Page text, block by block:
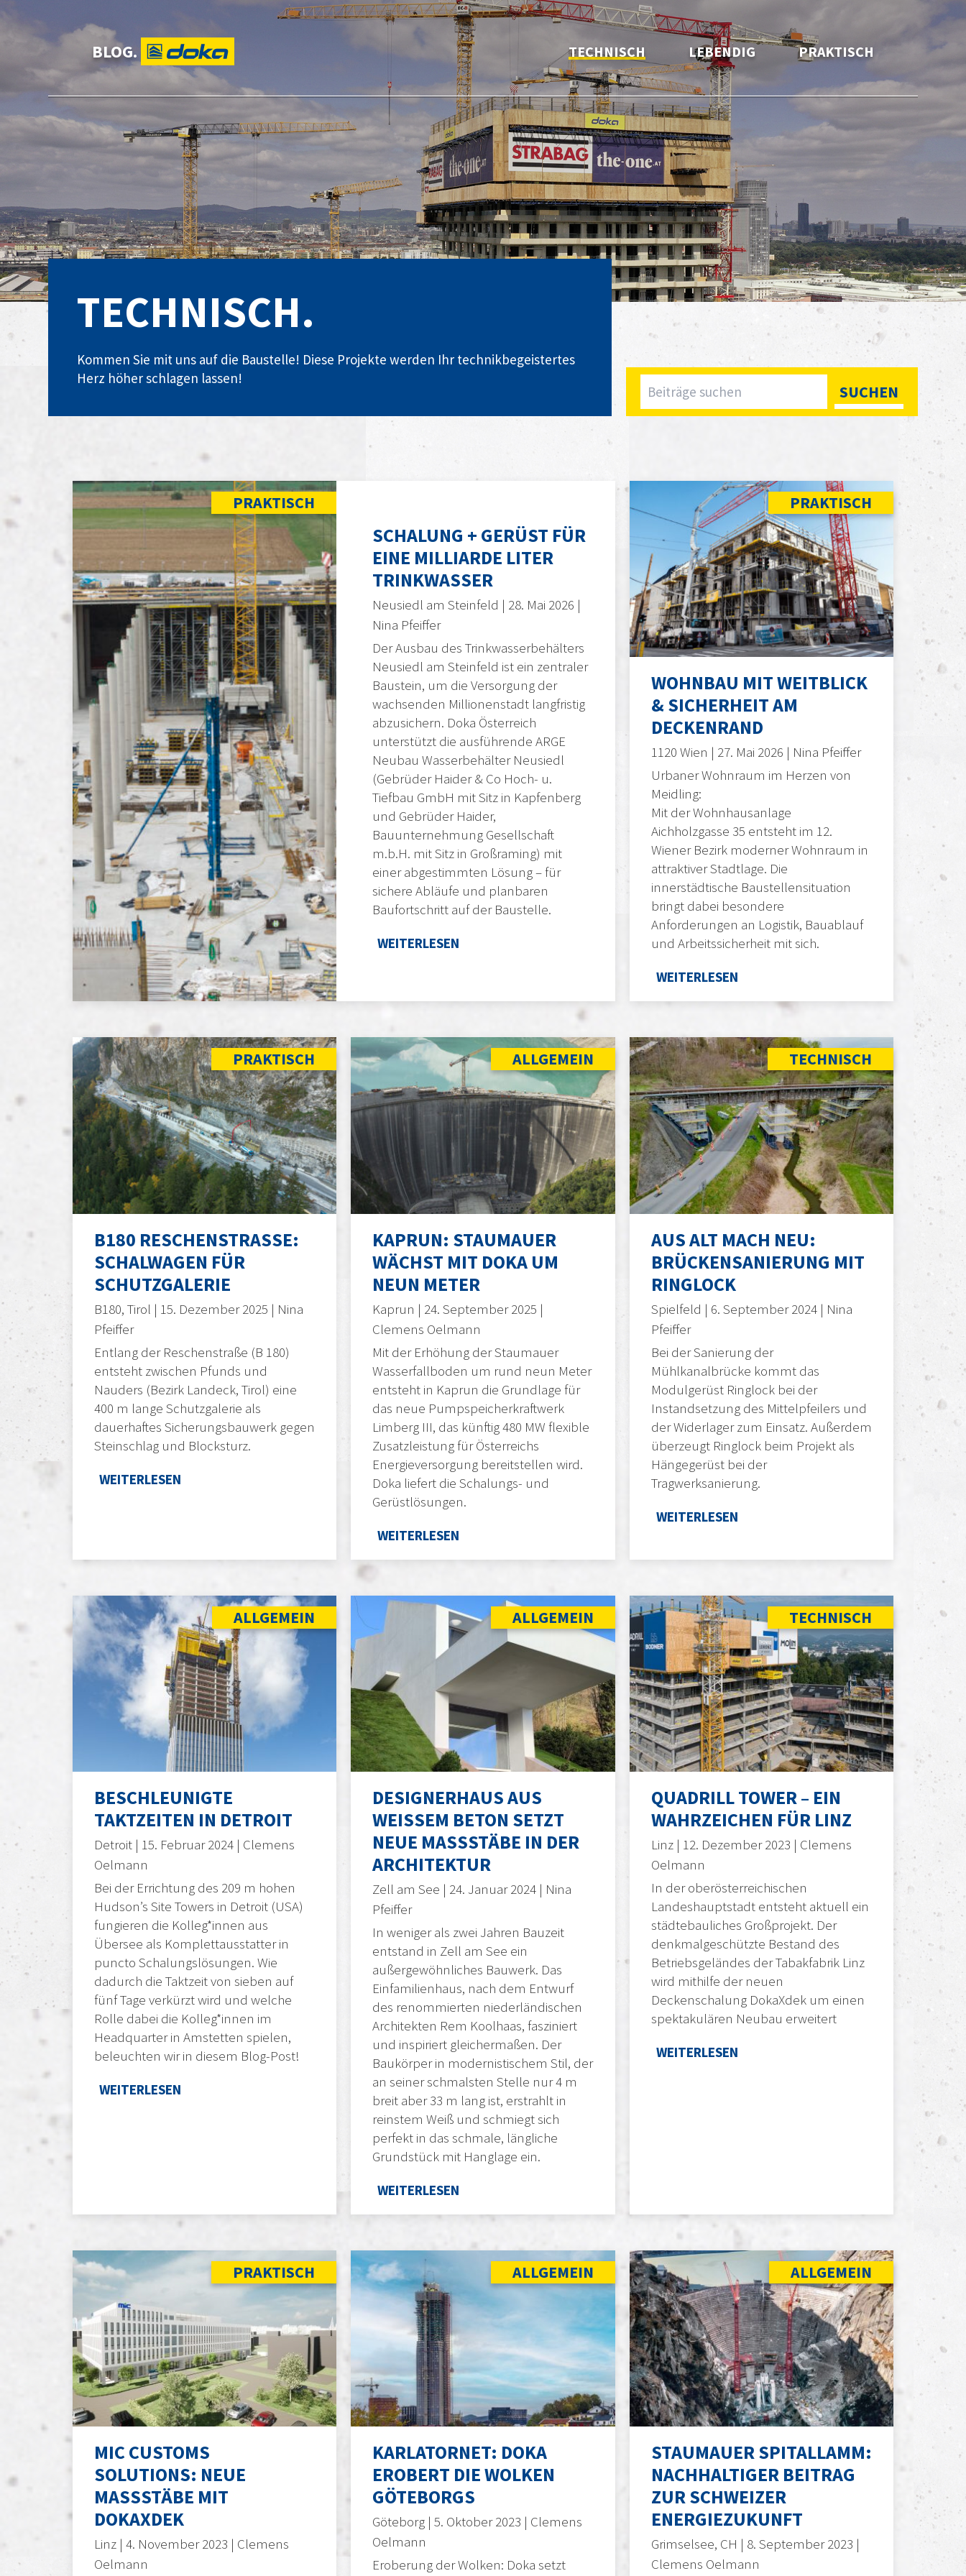
BLOG. TECHNISCH LEBENDIG PRAKTISCH
TECHNISCH.
Kommen Sie mit uns auf die Baustelle! Diese Projekte werden Ihr technikbegeistertes
Herz höher schlagen lassen!
Search: SUCHEN
PRAKTISCH
SCHALUNG + GERÜST FÜR
EINE MILLIARDE LITER
TRINKWASSER
Neusiedl am Steinfeld | 28. Mai 2026 |
Nina Pfeiffer
Der Ausbau des Trinkwasserbehälters
Neusiedl am Steinfeld ist ein zentraler
Baustein, um die Versorgung der
wachsenden Millionenstadt langfristig
abzusichern. Doka Österreich
unterstützt die ausführende ARGE
Neubau Wasserbehälter Neusiedl
(Gebrüder Haider & Co Hoch- u.
Tiefbau GmbH mit Sitz in Kapfenberg
und Gebrüder Haider,
Bauunternehmung Gesellschaft
m.b.H. mit Sitz in Großraming) mit
einer abgestimmten Lösung – für
sichere Abläufe und planbaren
Baufortschritt auf der Baustelle.
WEITERLESEN
PRAKTISCH
WOHNBAU MIT WEITBLICK
& SICHERHEIT AM
DECKENRAND
1120 Wien | 27. Mai 2026 | Nina Pfeiffer
Urbaner Wohnraum im Herzen von
Meidling:
Mit der Wohnhausanlage
Aichholzgasse 35 entsteht im 12.
Wiener Bezirk moderner Wohnraum in
attraktiver Stadtlage. Die
innerstädtische Baustellensituation
bringt dabei besondere
Anforderungen an Logistik, Bauablauf
und Arbeitssicherheit mit sich.
WEITERLESEN
PRAKTISCH
B180 RESCHENSTRASSE: S
CHALWAGEN FÜR S
CHUTZGALERIE
B180, Tirol | 15. Dezember 2025 | Nina
Pfeiffer
Entlang der Reschenstraße (B 180)
entsteht zwischen Pfunds und
Nauders (Bezirk Landeck, Tirol) eine
400 m lange Schutzgalerie als
dauerhaftes Sicherungsbauwerk gegen
Steinschlag und Blocksturz.
WEITERLESEN
ALLGEMEIN
KAPRUN: STAUMAUER
WÄCHST MIT DOKA UM
NEUN METER
Kaprun | 24. September 2025 |
Clemens Oelmann
Mit der Erhöhung der Staumauer
Wasserfallboden um rund neun Meter
entsteht in Kaprun die Grundlage für
das neue Pumpspeicherkraftwerk
Limberg III, das künftig 480 MW flexible
Zusatzleistung für Österreichs
Energieversorgung bereitstellen wird.
Doka liefert die Schalungs- und
Gerüstlösungen.
WEITERLESEN
TECHNISCH
AUS ALT MACH NEU:
BRÜCKENSANIERUNG MIT
RINGLOCK
Spielfeld | 6. September 2024 | Nina
Pfeiffer
Bei der Sanierung der
Mühlkanalbrücke kommt das
Modulgerüst Ringlock bei der
Instandsetzung des Mittelpfeilers und
der Widerlager zum Einsatz. Außerdem
überzeugt Ringlock beim Projekt als
Hängegerüst bei der
Tragwerksanierung.
WEITERLESEN
ALLGEMEIN
BESCHLEUNIGTE
TAKTZEITEN IN DETROIT
Detroit | 15. Februar 2024 | Clemens
Oelmann
Bei der Errichtung des 209 m hohen
Hudson’s Site Towers in Detroit (USA)
fungieren die Kolleg*innen aus
Übersee als Komplettausstatter in
puncto Schalungslösungen. Wie
dadurch die Taktzeit von sieben auf
fünf Tage verkürzt wird und welche
Rolle dabei die Kolleg*innen im
Headquarter in Amstetten spielen,
beleuchten wir in diesem Blog-Post!
WEITERLESEN
ALLGEMEIN
DESIGNERHAUS AUS
WEISSEM BETON SETZT N
EUE MASSSTÄBE IN DER AR
CHITEKTUR
Zell am See | 24. Januar 2024 | Nina
Pfeiffer
In weniger als zwei Jahren Bauzeit
entstand in Zell am See ein
außergewöhnliches Bauwerk. Das
Einfamilienhaus, nach dem Entwurf
des renommierten niederländischen
Architekten Rem Koolhaas, fasziniert
und inspiriert gleichermaßen. Der
Baukörper in modernistischem Stil, der
an seiner schmalsten Stelle nur 4 m
breit aber 33 m lang ist, erstrahlt in
reinstem Weiß und schmiegt sich
perfekt in das schmale, längliche
Grundstück mit Hanglage ein.
WEITERLESEN
TECHNISCH
QUADRILL TOWER – EIN
WAHRZEICHEN FÜR LINZ
Linz | 12. Dezember 2023 | Clemens
Oelmann
In der oberösterreichischen
Landeshauptstadt entsteht aktuell ein
städtebauliches Großprojekt. Der
denkmalgeschützte Bestand des
Betriebsgeländes der Tabakfabrik Linz
wird mithilfe der neuen
Deckenschalung DokaXdek um einen
spektakulären Neubau erweitert
WEITERLESEN
PRAKTISCH
MIC CUSTOMS
SOLUTIONS: NEUE
MASSSTÄBE MIT
DOKAXDEK
Linz | 4. November 2023 | Clemens
Oelmann
ALLGEMEIN
KARLATORNET: DOKA
EROBERT DIE WOLKEN
GÖTEBORGS
Göteborg | 5. Oktober 2023 | Clemens
Oelmann
Eroberung der Wolken: Doka setzt
ALLGEMEIN
STAUMAUER SPITALLAMM:
NACHHALTIGER BEITRAG
ZUR SCHWEIZER
ENERGIEZUKUNFT
Grimselsee, CH | 8. September 2023 |
Clemens Oelmann